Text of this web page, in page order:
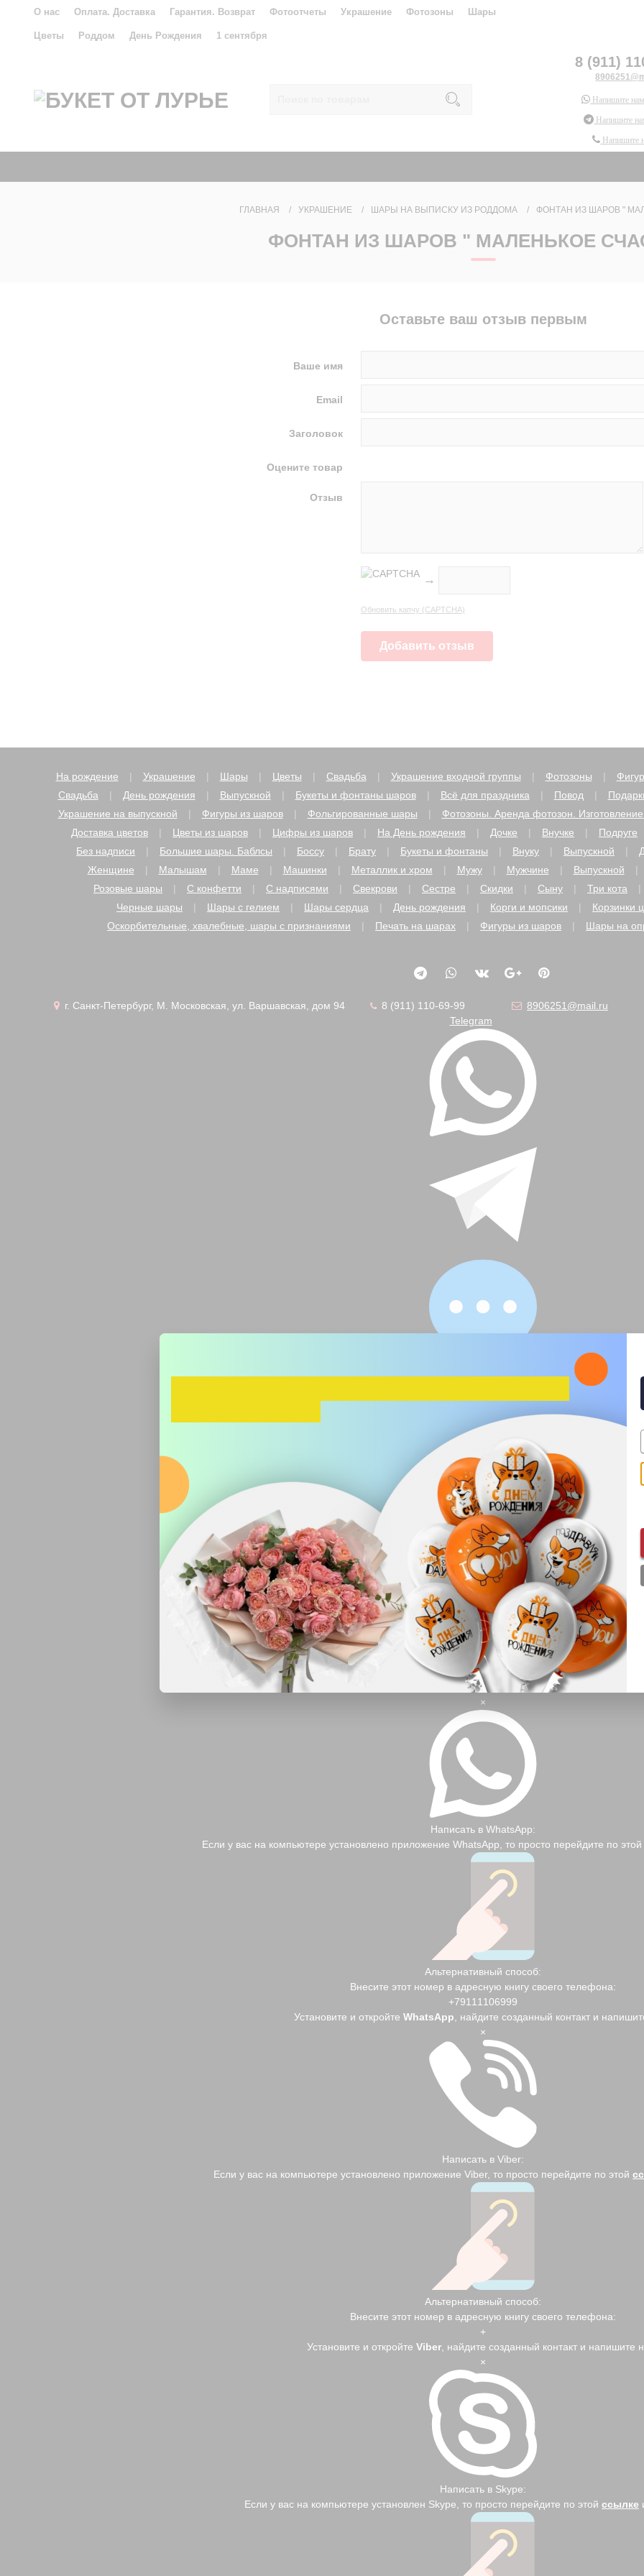
О нас Оплата. Доставка Гарантия. Возврат Фотоотчеты Украшение Фотозоны Шары
Цветы Роддом День Рождения 1 сентября
8 (911)
Напишите
Напишите
Напишите
ГЛАВНАЯ УКРАШЕНИЕ ШАРЫ НА ВЫПИСКУ ИЗ РОДДОМА ФОНТАН ИЗ ШАРОВ "
ФОНТАН ИЗ ШАРОВ " МАЛЕНЬКОЕ
Оставьте ваш отзыв первым
Ваше имя
Email
Заголовок
Оцените товар
Отзыв
→
Обновить капчу (CAPTCHA)
На рождение Украшение Шары Цветы Свадьба Украшение входной группы Фотозоны
Свадьба
День рождения Выпускной Букеты и фонтаны шаров Всё для праздника Повод
Украшение на выпускной
Фигуры из шаров Фольгированные шары Фотозоны. Аренда фотозон.
Доставка цветов
Цветы из шаров Цифры из шаров На День рождения Дочке Внучке Подруге
Без надписи
Большие шары. Баблсы Боссу Брату Букеты и фонтаны Внуку Выпускной
Женщине
Малышам Маме Машинки Металлик и хром Мужу Мужчине Выпускной
Розовые шары
С конфетти С надписями Свекрови Сестре Скидки Сыну Три кота
Черные шары
Шары с гелием Шары сердца День рождения Корги и мопсики Корзинки
Оскорбительные, хвалебные, шары с признаниями
Печать на шарах Фигуры из шаров Шары на
г. Санкт-Петербург, М. Московская, ул. Варшавская, дом 94 8 (911) 110-69-99 8906251@mail.ru
Telegram
Написать в Telegram:
Если у вас на компьютере установлено приложение Telegram Desktop, то просто перейдите по
Альтернативный способ:
Установите и откройте
Telegram
, найдите контакт
lurie_flowers
и напишите нам.
×
Написать в WhatsApp:
Если у вас на компьютере установлено приложение WhatsApp, то просто перейдите по этой
Альтернативный способ:
Внесите этот номер в адресную книгу своего телефона:
+79111106999
Установите и откройте WhatsApp, найдите созданный контакт и
×
Написать в Viber:
Если у вас на компьютере установлено приложение Viber, то просто перейдите по этой
Альтернативный способ:
Внесите этот номер в адресную книгу своего телефона:
+
Установите и откройте Viber, найдите созданный контакт и напишите
×
Написать в Skype:
Если у вас на компьютере установлен Skype, то просто перейдите по этой ссылке
Оставьте телефон и получите скидку